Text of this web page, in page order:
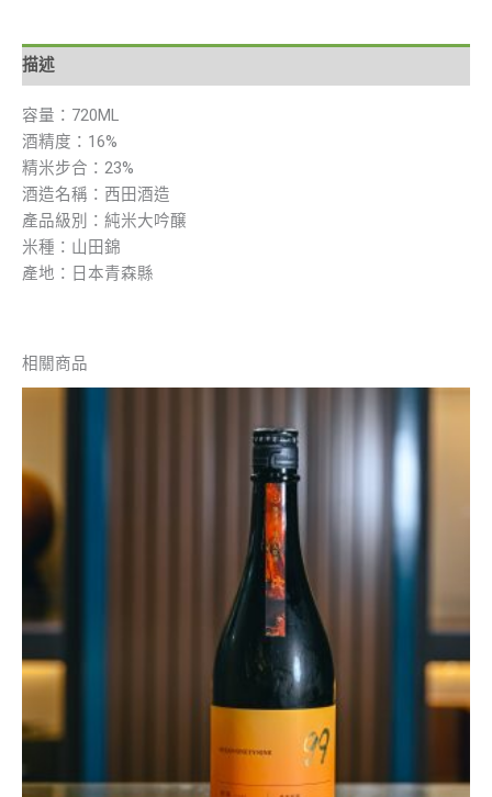
描述
容量：720ML
酒精度：16%
精米步合：23%
酒造名稱：西田酒造
產品級別：純米大吟醸
米種：山田錦
產地：日本青森縣
相關商品